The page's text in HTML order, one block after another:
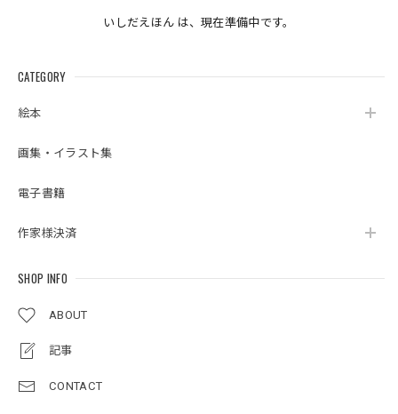
CATEGORY
絵本
画集・イラスト集
電子書籍
作家様決済
SHOP INFO
ABOUT
記事
CONTACT
いしだえほん は、現在準備中です。